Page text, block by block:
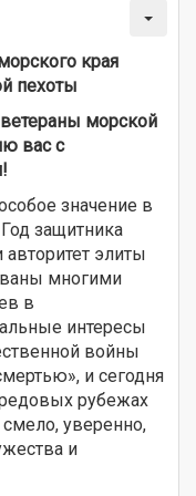
края
пехоты
морской
вас с
значение в
защитника
элиты
многими
в
интересы
войны
и сегодня
рубежах
уверенно,
и